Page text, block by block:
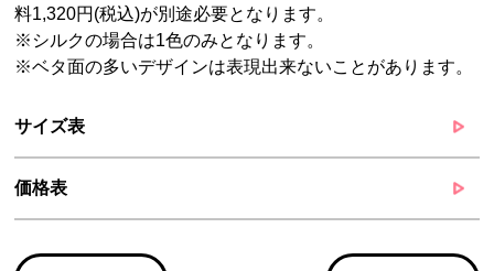
料1,320円(税込)が別途必要となります。
※シルクの場合は1色のみとなります。
※ベタ面の多いデザインは表現出来ないことがあります。
サイズ表
価格表